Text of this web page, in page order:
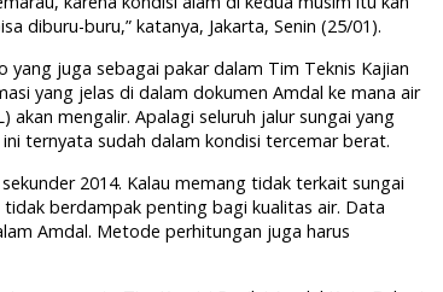
diburu-buru,” katanya, Jakarta, Senin (25/01).
yang juga sebagai pakar dalam Tim Teknis Kajian
yang jelas di dalam dokumen Amdal ke mana air
akan mengalir. Apalagi seluruh jalur sungai yang
ternyata sudah dalam kondisi tercemar berat.
2014. Kalau memang tidak terkait sungai
berdampak penting bagi kualitas air. Data
Amdal. Metode perhitungan juga harus